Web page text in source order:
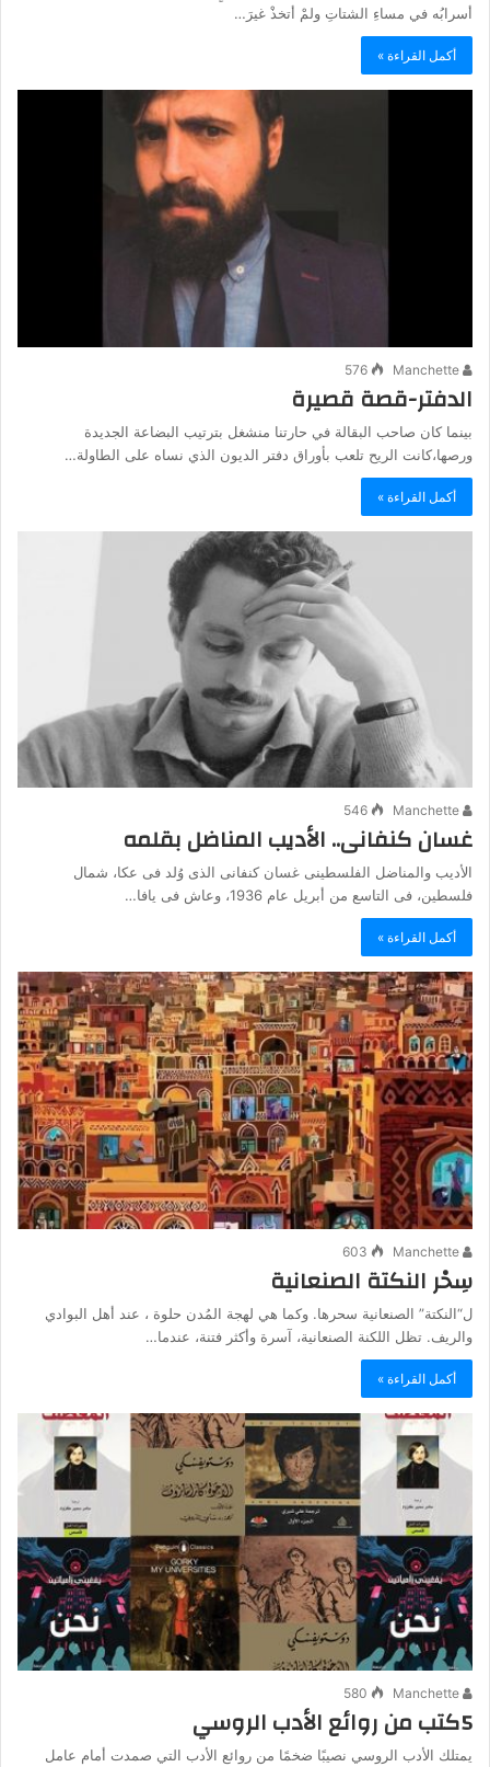
أسرابُه في مساءِ الشتاتِ ولمْ أتخذْ غيرَ…
أكمل القراءة »
576
الدفتر-قصة قصيرة
بينما كان صاحب البقالة في حارتنا منشغل بترتيب البضاعة الجديدة
ورصها،كانت الريح تلعب بأوراق دفتر الديون الذي نساه على الطاولة…
أكمل القراءة »
546
غسان كنفانى.. الأديب المناضل بقلمه
الأديب والمناضل الفلسطينى غسان كنفانى الذى وُلد فى عكا، شمال
فلسطين، فى التاسع من أبريل عام 1936، وعاش فى يافا…
أكمل القراءة »
603
سِحْر النكتة الصنعانية
ل“النكتة” الصنعانية سحرها. وكما هي لهجة المُدن حلوة ، عند أهل البوادي
والريف. تظل اللكنة الصنعانية، آسرة وأكثر فتنة، عندما…
أكمل القراءة »
580
5كتب من روائع الأدب الروسي
يمتلك الأدب الروسي نصيبًا ضخمًا من روائع الأدب التي صمدت أمام عامل